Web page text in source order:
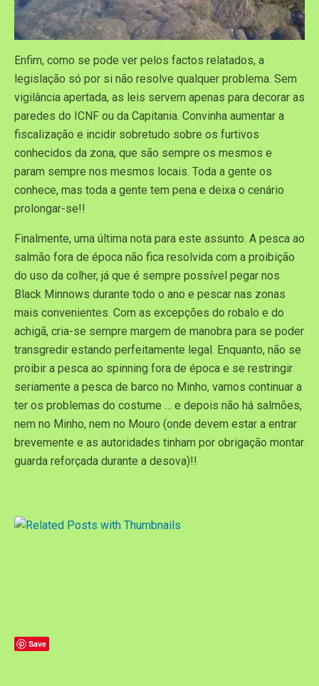
Enfim, como se pode ver pelos factos relatados, a
legislação só por si não resolve qualquer problema. Sem
vigilância apertada, as leis servem apenas para decorar as
paredes do ICNF ou da Capitania. Convinha aumentar a
fiscalização e incidir sobretudo sobre os furtivos
conhecidos da zona, que são sempre os mesmos e
param sempre nos mesmos locais. Toda a gente os
conhece, mas toda a gente tem pena e deixa o cenário
prolongar-se!!
Finalmente, uma última nota para este assunto. A pesca ao
salmão fora de época não fica resolvida com a proibição
do uso da colher, já que é sempre possível pegar nos
Black Minnows durante todo o ano e pescar nas zonas
mais convenientes. Com as excepções do robalo e do
achigã, cria-se sempre margem de manobra para se poder
transgredir estando perfeitamente legal. Enquanto, não se
proibir a pesca ao spinning fora de época e se restringir
seriamente a pesca de barco no Minho, vamos continuar a
ter os problemas do costume … e depois não há salmões,
nem no Minho, nem no Mouro (onde devem estar a entrar
brevemente e as autoridades tinham por obrigação montar
guarda reforçada durante a desova)!!
Save